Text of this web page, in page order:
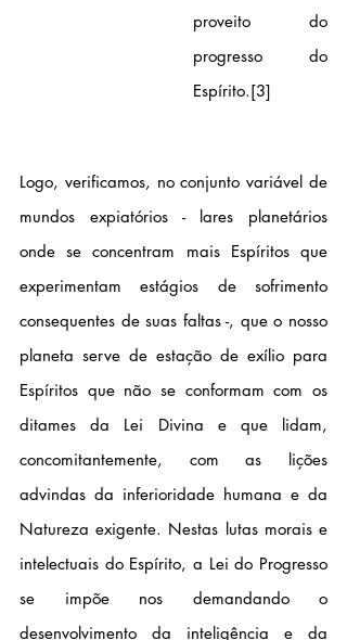
proveito do
progresso do
Espírito.[3]
Logo, verificamos, no conjunto variável de
mundos expiatórios - lares planetários
onde se concentram mais Espíritos que
experimentam estágios de sofrimento
consequentes de suas faltas -, que o nosso
planeta serve de estação de exílio para
Espíritos que não se conformam com os
ditames da Lei Divina e que lidam,
concomitantemente, com as lições
advindas da inferioridade humana e da
Natureza exigente. Nestas lutas morais e
intelectuais do Espírito, a Lei do Progresso
se impõe nos demandando o
desenvolvimento da inteligência e da